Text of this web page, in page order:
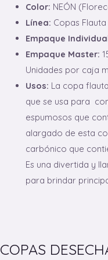
Color: NEÓN
Línea: Copas Flauta
Empaque
Empaque Master:
Unidades por caja
Usos: La copa
que se usa para
espumosos que
alargado de esta
carbónico que
Es una divertida y
para brindar
COPAS